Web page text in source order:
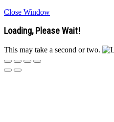
Close Window
Loading, Please Wait!
This may take a second or two.